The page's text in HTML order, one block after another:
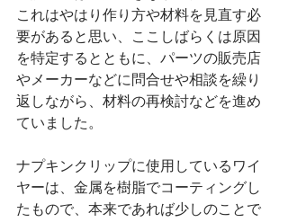
これはやはり作り方や材料を見直す必
要があると思い、ここしばらくは原因
を特定するとともに、パーツの販売店
やメーカーなどに問合せや相談を繰り
返しながら、材料の再検討などを進め
ていました。
ナプキンクリップに使用しているワイ
ヤーは、金属を樹脂でコーティングし
たもので、本来であれば少しのことで